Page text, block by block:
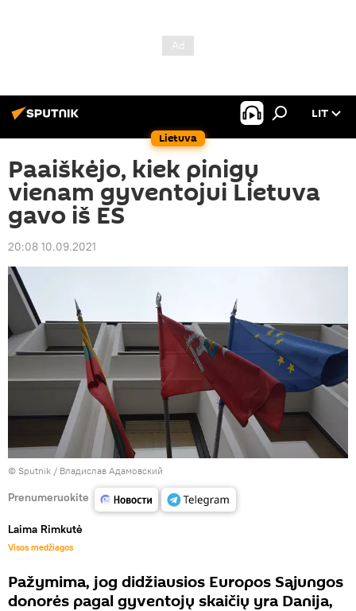
Lietuva
LIT
Paaiškėjo, kiek pinigų
vienam gyventojui Lietuva
gavo iš ES
20:08 10.09.2021
© Sputnik / Владислав Адамовский
Prenumeruokite
Laima Rimkutė
Visos medžiagos
Pažymima, jog didžiausios Europos Sąjungos
donorės pagal gyventojų skaičių yra Danija,